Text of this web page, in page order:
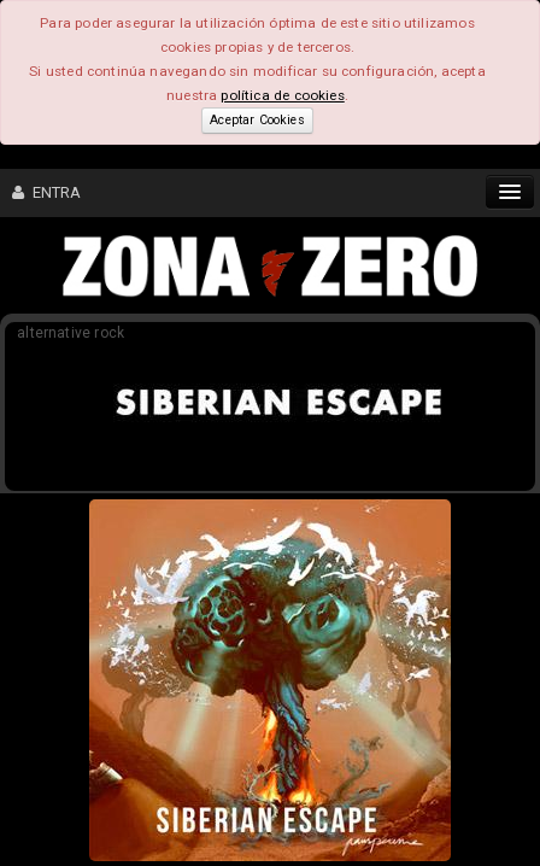
Para poder asegurar la utilización óptima de este sitio utilizamos
cookies propias y de terceros.
Si usted continúa navegando sin modificar su configuración, acepta
nuestrapolítica de cookies.
Aceptar Cookies
ENTRA
CONTENIDO
FEEEDBACK
alternative rock